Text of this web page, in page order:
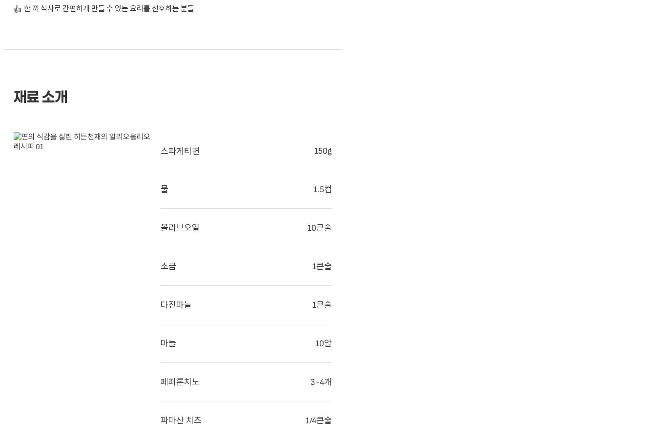
👍 한 끼 식사로 간편하게 만들 수 있는 요리를 선호하는 분들
재료 소개
스파게티면 150g
물 1.5컵
올리브오일 10큰술
소금 1큰술
다진마늘 1큰술
마늘 10알
페퍼론치노 3~4개
파마산 치즈 1/4큰술